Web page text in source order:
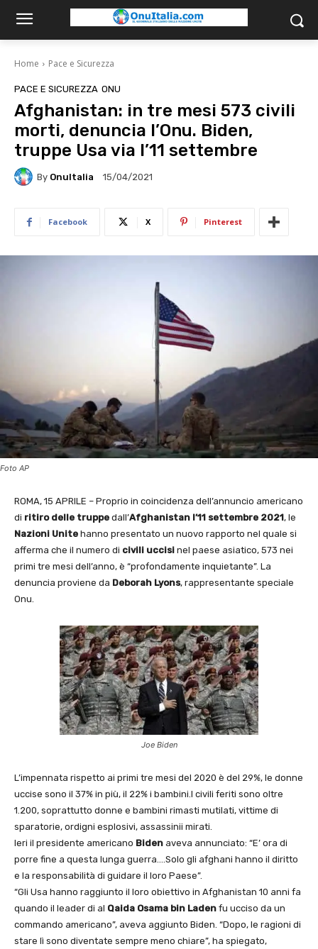
Home Pace e Sicurezza
PACE E SICUREZZA ONU
Afghanistan: in tre mesi 573 civili
morti, denuncia l’Onu. Biden,
truppe Usa via l’11 settembre
By OnuItalia 15/04/2021
Facebook X Pinterest
Foto AP
ROMA, 15 APRILE – Proprio in coincidenza dell’annuncio americano
di ritiro delle truppe dall’Afghanistan l’11 settembre 2021, le
Nazioni Unite hanno presentato un nuovo rapporto nel quale si
afferma che il numero di civili uccisi nel paese asiatico, 573 nei
primi tre mesi dell’anno, è “profondamente inquietante”. La
denuncia proviene da Deborah Lyons, rappresentante speciale
Onu.
Joe Biden
L’impennata rispetto ai primi tre mesi del 2020 è del 29%, le donne
uccise sono il 37% in più, il 22% i bambini.I civili feriti sono oltre
1.200, soprattutto donne e bambini rimasti mutilati, vittime di
sparatorie, ordigni esplosivi, assassinii mirati.
Ieri il presidente americano Biden aveva annunciato: “E’ ora di
porre fine a questa lunga guerra….Solo gli afghani hanno il diritto
e la responsabilità di guidare il loro Paese”.
“Gli Usa hanno raggiunto il loro obiettivo in Afghanistan 10 anni fa
quando il leader di al Qaida Osama bin Laden fu ucciso da un
commando americano”, aveva aggiunto Biden. “Dopo, le ragioni di
stare lì sono diventate sempre meno chiare”, ha spiegato,